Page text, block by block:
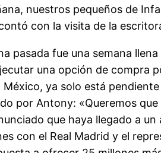
nuestros pequeños de
con la visita de la
pasada fue una semana
una opción de compra
México, ya solo está
por Antony: «Queremos
que haya llegado a
con el Real Madrid y el